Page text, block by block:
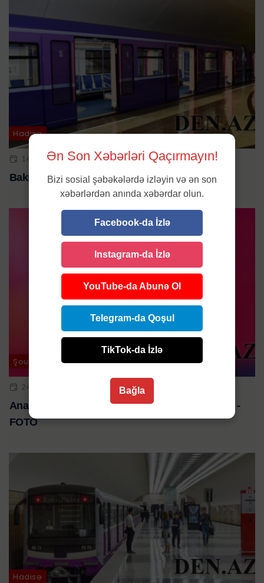
Hadisə
14 DEK 2024 | 13:06
Bakı metrosunda ölüm hadisəsi
Şou-biznes
24 OKT 2023 | 15:34
Anasını yeni itirən müğənninin atası da vəfat etdi -
FOTO
Hadisə
Ən Son Xəbərləri Qaçırmayın!
Bizi sosial şəbəkələrdə izləyin və ən son
xəbərlərdən anında xəbərdar olun.
Facebook-da İzlə
Instagram-da İzlə
YouTube-da Abunə Ol
Telegram-da Qoşul
TikTok-da İzlə
Bağla